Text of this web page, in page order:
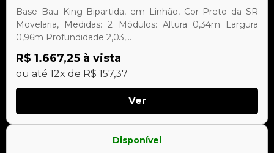
Base Bau King Bipartida, em Linhão, Cor Preto da SR
Movelaria, Medidas: 2 Módulos: Altura 0,34m Largura
0,96m Profundidade 2,03,...
R$ 1.667,25 à vista
ou até 12x de R$ 157,37
Ver
Disponível